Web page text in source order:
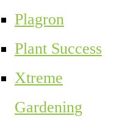
Plagron
Plant Success
Xtreme
Gardening